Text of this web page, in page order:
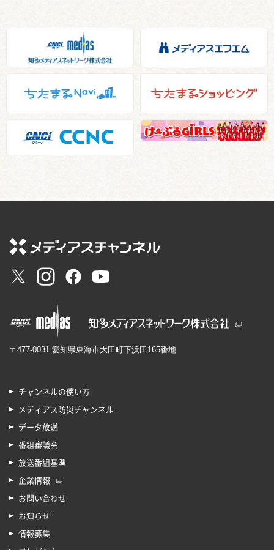
〒477-0031 愛知県東海市大田町下浜田165番地
チャンネルの使い方
メディアス防災チャンネル
データ放送
番組審議会
放送番組基準
企業情報
お問い合わせ
お知らせ
情報募集